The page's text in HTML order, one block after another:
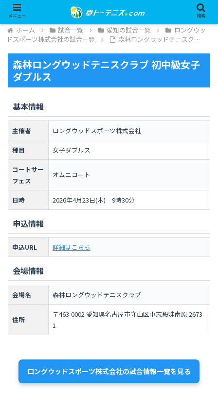
ホーム 試合一覧 愛知の試合一覧
ロングウッ
ドスポーツ株式会社の試合一覧
森林ロングウッドテニスク…
森林ロングウッドテニスクラブ 初中級女子
ダブルス
基本情報
主催者 ロングウッドスポーツ株式会社
種目 女子ダブルス
コートサー
フェス
オムニコート
日時 2026年4月23日(木) 9時30分
申込情報
申込URL 詳細はこちら
会場情報
会場名 森林ロングウッドテニスクラブ
住所
〒463-0002 愛知県名古屋市守山区中志段味南原 2673-
1
ロングウッドスポーツ株式会社の試合情報一覧を見る
メニュー 検索